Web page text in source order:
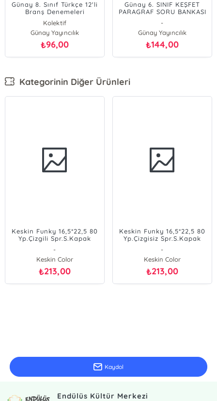
Günay 8. Sınıf Türkçe 12'li
Branş Denemeleri
Kolektif
Günay Yayıncılık
₺96,00
Günay 6. SINIF KEŞFET
PARAGRAF SORU BANKASI
-
Günay Yayıncılık
₺144,00
Kategorinin Diğer Ürünleri
Keskin Funky 16,5*22,5 80
Yp.Çizgili Spr.S.Kapak
-
Keskin Color
₺213,00
Keskin Funky 16,5*22,5 80
Yp.Çizgisiz Spr.S.Kapak
-
Keskin Color
₺213,00
Kaydol
Endülüs Kültür Merkezi